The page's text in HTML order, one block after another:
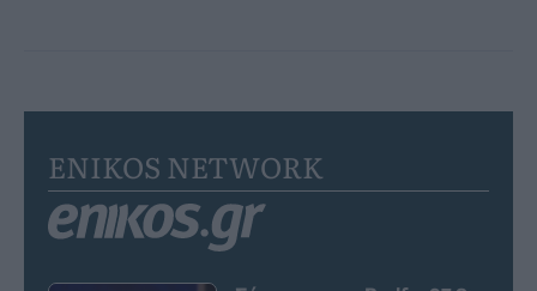
ENIKOS NETWORK